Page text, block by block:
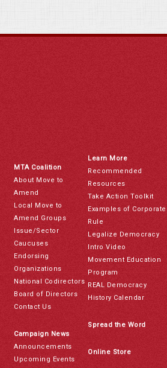
MTA Coalition
About Move to
Amend
Local Move to
Amend Groups
Issue/Sector
Caucuses
Endorsing
Organizations
National Codirectors
Board of Directors
Contact Us
Campaign News
Announcements
Upcoming Events
Learn More
Recommended
Resources
Take Action Toolkit
Examples of Corporate
Rule
Legalize Democracy
Intro Video
Movement Education
Program
REAL Democracy
History Calendar
Spread the Word
Online Store